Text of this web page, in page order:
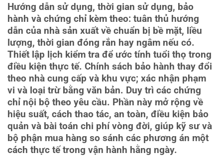
Hướng dẫn sử dụng, thời gian sử dụng, bảo
hành và chứng chỉ kèm theo: tuân thủ hướng
dẫn của nhà sản xuất về chuẩn bị bề mặt, liều
lượng, thời gian đóng rắn hay ngâm nếu có.
Thiết lập lịch kiểm tra để ước tính tuổi thọ trong
điều kiện thực tế. Chính sách bảo hành thay đổi
theo nhà cung cấp và khu vực; xác nhận phạm
vi và loại trừ bằng văn bản. Duy trì các chứng
chỉ nội bộ theo yêu cầu. Phần này mở rộng về
hiệu suất, cách thao tác, an toàn, điều kiện bảo
quản và bài toán chi phí vòng đời, giúp kỹ sư và
bộ phận mua hàng so sánh các phương án một
cách thực tế trong vận hành hằng ngày.